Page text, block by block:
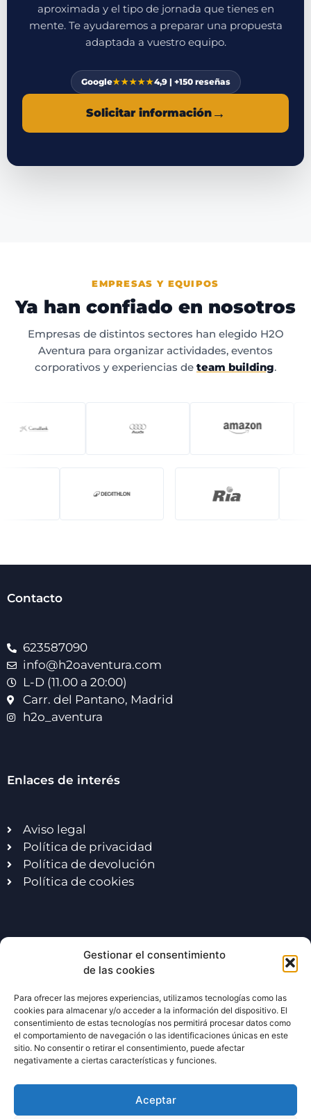
Gestionar el consentimiento
de las cookies
Para ofrecer las mejores experiencias, utilizamos tecnologías como las
cookies para almacenar y/o acceder a la información del dispositivo. El
consentimiento de estas tecnologías nos permitirá procesar datos como
el comportamiento de navegación o las identificaciones únicas en este
sitio. No consentir o retirar el consentimiento, puede afectar
negativamente a ciertas características y funciones.
Aceptar
aproximada y el tipo de jornada que tienes en
mente. Te ayudaremos a preparar una propuesta
adaptada a vuestro equipo.
Google★★★★★4,9 | +150 reseñas
Solicitar información→
EMPRESAS Y EQUIPOS
Ya han confiado en nosotros
Empresas de distintos sectores han elegido H2O
Aventura para organizar actividades, eventos
corporativos y experiencias de team building.
Contacto
623587090
info@h2oaventura.com
L-D (11.00 a 20:00)
Carr. del Pantano, Madrid
h2o_aventura
Enlaces de interés
Aviso legal
Política de privacidad
Política de devolución
Política de cookies
Viaje de fin de curso
Viaje de fin de curso Madrid
Exc. escolares en Madrid
Excursiones multiaventura